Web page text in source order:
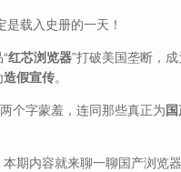
载入史册的一天！
红芯浏览器”打破美国垄断，
造假宣传。
个字蒙羞，连同那些真正为
期内容就来聊一聊国产浏览器